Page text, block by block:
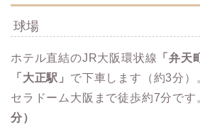
球場
ホテル直結のJR大阪環状線 「弁天
「大正駅」 で下車します（約3分）
セラドーム大阪まで徒歩約7分です
分）